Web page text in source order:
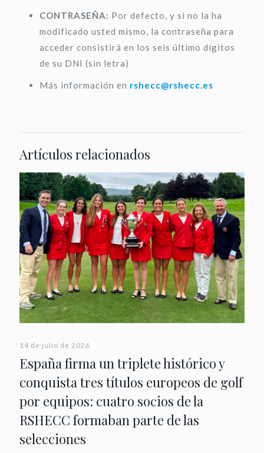
CONTRASEÑA: Por defecto, y si no la ha
modificado usted mismo, la contraseña para
acceder consistirá en los seis último dígitos
de su DNI (sin letra)
Más información en rshecc@rshecc.es
Artículos relacionados
14 de julio de 2026
España firma un triplete histórico y
conquista tres títulos europeos de golf
por equipos: cuatro socios de la
RSHECC formaban parte de las
selecciones